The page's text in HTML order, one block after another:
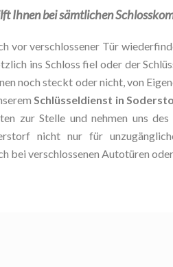
Ihnen bei sämtlichen
vor verschlossener Tür
ins Schloss fiel oder der
noch steckt oder nicht, von
Schlüsseldienst in
zur Stelle und nehmen uns des
nicht nur für
bei verschlossenen Autotüren